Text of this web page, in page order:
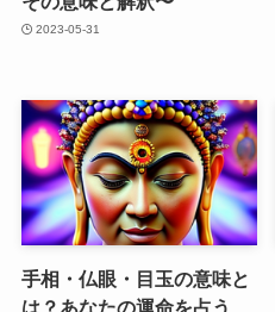
2023-05-31
手相・仏眼・目玉の意味と
は？あなたの運命を占う